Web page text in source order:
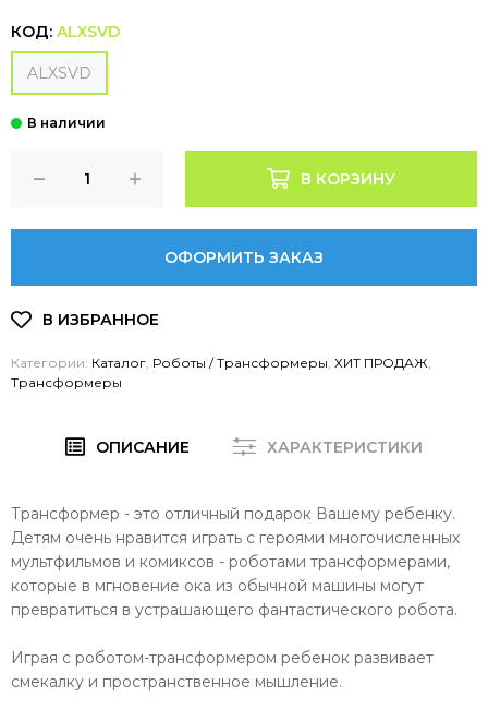
КОД: ALXSVD
ALXSVD
В КОРЗИНУ
ОФОРМИТЬ ЗАКАЗ
Категории: Каталог Роботы / Трансформеры ХИТ ПРОДАЖ
Трансформеры
ОПИСАНИЕ ХАРАКТЕРИСТИКИ
Трансформер - это отличный подарок Вашему ребенку.
Детям очень нравится играть с героями многочисленных
мультфильмов и комиксов - роботами трансформерами,
которые в мгновение ока из обычной машины могут
превратиться в устрашающего фантастического робота.
Играя с роботом-трансформером ребенок развивает
смекалку и пространственное мышление.